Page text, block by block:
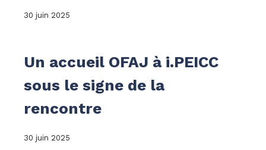
30 juin 2025
Un accueil OFAJ à i.PEICC
sous le signe de la
rencontre
30 juin 2025